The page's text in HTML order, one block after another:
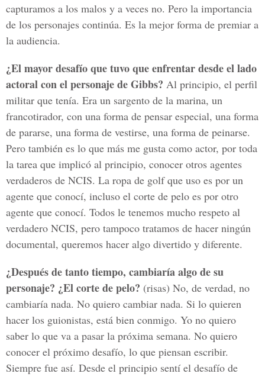
capturamos a los malos y a veces no. Pero la importancia
de los personajes continúa. Es la mejor forma de premiar a
la audiencia.
¿El mayor desafío que tuvo que enfrentar desde el lado
actoral con el personaje de Gibbs? Al principio, el perfil
militar que tenía. Era un sargento de la marina, un
francotirador, con una forma de pensar especial, una forma
de pararse, una forma de vestirse, una forma de peinarse.
Pero también es lo que más me gusta como actor, por toda
la tarea que implicó al principio, conocer otros agentes
verdaderos de NCIS. La ropa de golf que uso es por un
agente que conocí, incluso el corte de pelo es por otro
agente que conocí. Todos le tenemos mucho respeto al
verdadero NCIS, pero tampoco tratamos de hacer ningún
documental, queremos hacer algo divertido y diferente.
¿Después de tanto tiempo, cambiaría algo de su
personaje? ¿El corte de pelo? (risas) No, de verdad, no
cambiaría nada. No quiero cambiar nada. Si lo quieren
hacer los guionistas, está bien conmigo. Yo no quiero
saber lo que va a pasar la próxima semana. No quiero
conocer el próximo desafío, lo que piensan escribir.
Siempre fue así. Desde el principio sentí el desafío de